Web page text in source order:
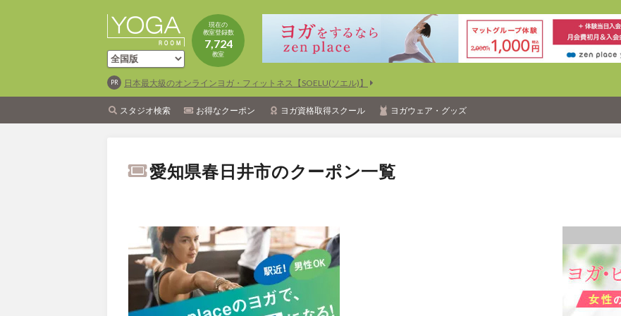
現在の
教室登録数
7,724
教室
日本最大級のオンラインヨガ・フィットネス【SOELU(ソエル)】
スタジオ検索 お得なクーポン ヨガ資格取得スクール ヨガウェア・グッズ
愛知県春日井市のクーポン一覧